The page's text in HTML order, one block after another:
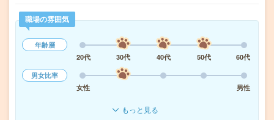
職場の雰囲気
年齢層
20代
30代 40代 50代
60代
男女比率
女性
男性
もっと見る